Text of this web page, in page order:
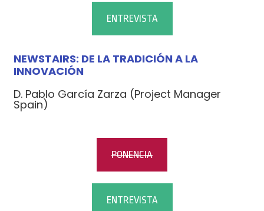
ENTREVISTA
NEWSTAIRS: DE LA TRADICIÓN A LA
INNOVACIÓN
D. Pablo García Zarza (Project Manager
Spain)
PONENCIA
ENTREVISTA